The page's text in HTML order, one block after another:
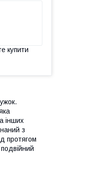
купити
інших
з
протягом